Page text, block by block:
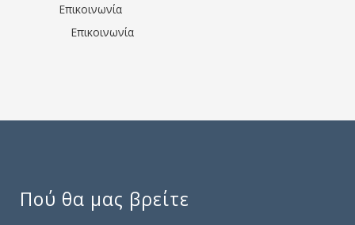
Επικοινωνία
Επικοινωνία
Πού θα μας βρείτε